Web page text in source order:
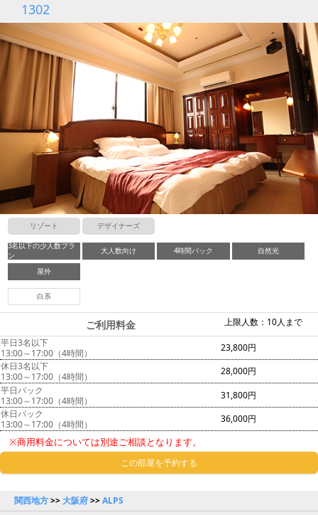
1302
リゾート デザイナーズ
3名以下の少人数プラ
ン
大人数向け 4時間パック 自然光
屋外
白系
上限人数：10人まで
ご利用料金
平日3名以下
13:00～17:00（4時間）
23,800円
休日3名以下
13:00～17:00（4時間）
28,000円
平日パック
13:00～17:00（4時間）
31,800円
休日パック
13:00～17:00（4時間）
36,000円
※商用料金については別途ご相談となります。
この部屋を予約する
関西地方>>大阪府>>ALPS